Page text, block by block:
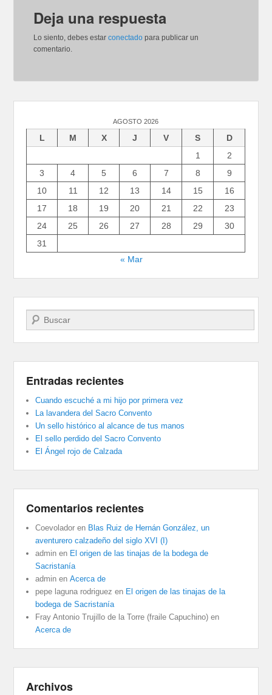
Deja una respuesta
Lo siento, debes estarconectado para publicar un
comentario.
AGOSTO 2026
L M X J V S
D
1
2
3
4 5 6 7 8
9
10
11 12 13 14 15
16
17
18 19 20 21 22
23
24
25 26 27 28 29
30
31
« Mar
Buscar
Entradas recientes
Cuando escuché a mi hijo por primera vez
La lavandera del Sacro Convento
Un sello histórico al alcance de tus manos
El sello perdido del Sacro Convento
El Ángel rojo de Calzada
Comentarios recientes
Coevolador en Blas Ruiz de Hernán González, un
aventurero calzadeño del siglo XVI (I)
admin en El origen de las tinajas de la bodega de
Sacristanía
admin enAcerca de
pepe laguna rodriguez en El origen de las tinajas de la
bodega de Sacristanía
Fray Antonio Trujillo de la Torre (fraile Capuchino) en
Acerca de
Archivos